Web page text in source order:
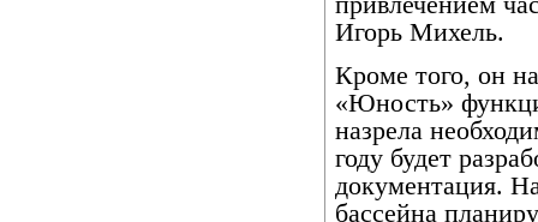
Игорь Михель.
Кроме того, он
«Юность»
назрела
году будет
документация.
бассейна